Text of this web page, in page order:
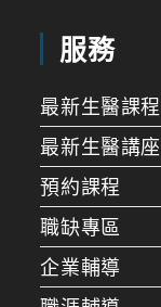
服務
最新生醫課程
最新生醫講座
預約課程
職缺專區
企業輔導